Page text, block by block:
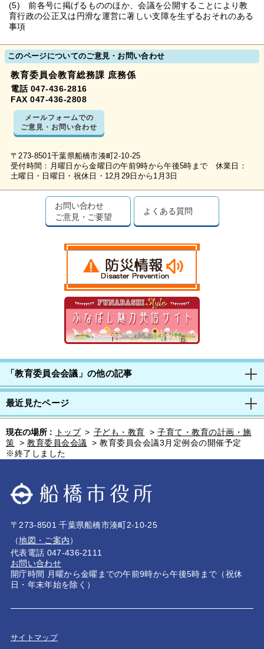
(5) 前各号に掲げるもののほか、会議を公開することにより教
育行政の公正又は円滑な運営に著しい支障を生ずるおそれのある
事項
このページについてのご意見・お問い合わせ
教育委員会教育総務課 庶務係
電話 047-436-2816
FAX 047-436-2808
メールフォームでの
ご意見・お問い合わせ
〒273-8501千葉県船橋市湊町2-10-25
受付時間：月曜日から金曜日の午前9時から午後5時まで 休業日：
土曜日・日曜日・祝休日・12月29日から1月3日
お問い合わせ
ご意見・ご要望
よくある質問
「教育委員会会議」の他の記事
最近見たページ
現在の場所 : トップ > 子ども・教育 > 子育て・教育の計画・施
策 > 教育委員会会議 > 教育委員会会議3月定例会の開催予定
※終了しました
〒273-8501 千葉県船橋市湊町2-10-25
（地図・ご案内）
代表電話 047-436-2111
お問い合わせ
開庁時間 月曜から金曜までの午前9時から午後5時まで（祝休
日・年末年始を除く）
サイトマップ